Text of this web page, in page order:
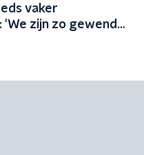
vaker
'We zijn zo gewend